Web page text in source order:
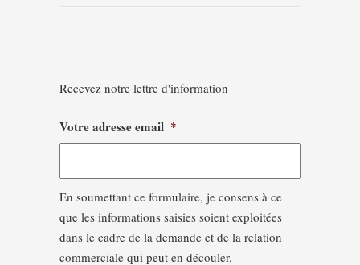
Recevez notre lettre d'information
Votre adresse email *
En soumettant ce formulaire, je consens à ce
que les informations saisies soient exploitées
dans le cadre de la demande et de la relation
commerciale qui peut en découler.